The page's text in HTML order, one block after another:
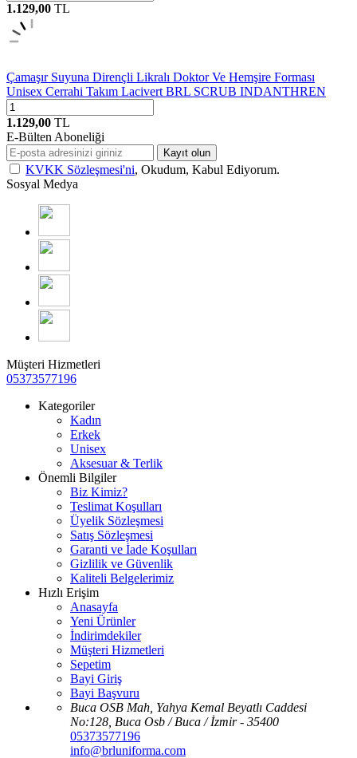
1.129,00 TL
Çamaşır Suyuna Dirençli Likralı Doktor Ve Hemşire Forması
Unisex Cerrahi Takım Lacivert BRL SCRUB INDANTHREN
1.129,00 TL
E-Bülten Aboneliği
Kayıt olun
KVKK Sözleşmesi'ni, Okudum, Kabul Ediyorum.
Sosyal Medya
Müşteri Hizmetleri
05373577196
Kategoriler
Kadın
Erkek
Unisex
Aksesuar & Terlik
Önemli Bilgiler
Biz Kimiz?
Teslimat Koşulları
Üyelik Sözleşmesi
Satış Sözleşmesi
Garanti ve İade Koşulları
Gizlilik ve Güvenlik
Kaliteli Belgelerimiz
Hızlı Erişim
Anasayfa
Yeni Ürünler
İndirimdekiler
Müşteri Hizmetleri
Sepetim
Bayi Giriş
Bayi Başvuru
Buca OSB Mah, Yahya Kemal Beyatlı Caddesi
No:128, Buca Osb / Buca / İzmir - 35400
05373577196
info@brluniforma.com